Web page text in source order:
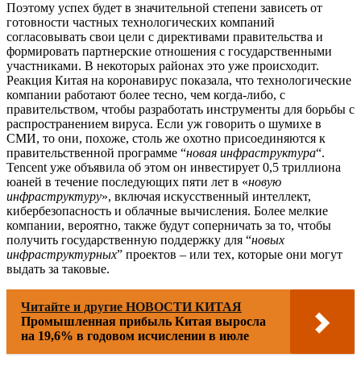
Поэтому успех будет в значительной степени зависеть от
готовности частных технологических компаний
согласовывать свои цели с директивами правительства и
формировать партнерские отношения с государственными
участниками. В некоторых районах это уже происходит.
Реакция Китая на коронавирус показала, что технологические
компании работают более тесно, чем когда-либо, с
правительством, чтобы разработать инструменты для борьбы с
распространением вируса. Если уж говорить о шумихе в
СМИ, то они, похоже, столь же охотно присоединяются к
правительственной программе “новая инфраструктура“.
Tencent уже объявила об этом он инвестирует 0,5 триллиона
юаней в течение последующих пяти лет в «новую
инфраструктуру», включая искусственный интеллект,
кибербезопасность и облачные вычисления. Более мелкие
компании, вероятно, также будут соперничать за то, чтобы
получить государственную поддержку для “новых
инфраструктурных” проектов – или тех, которые они могут
выдать за таковые.
Читайте и другие НОВОСТИ КИТАЯ
Промышленная прибыль Китая выросла
на 19,6% в годовом исчислении в июле